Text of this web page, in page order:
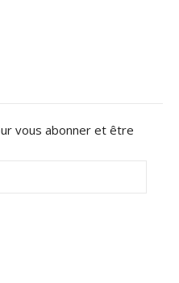
vous abonner et être